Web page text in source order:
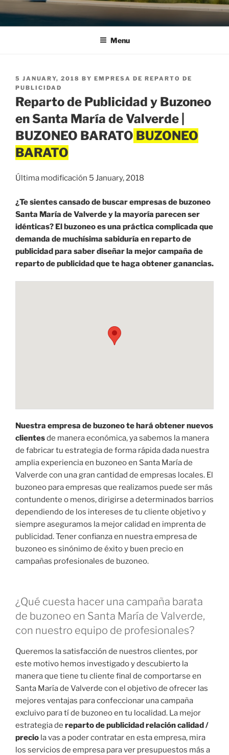
Menu
POSTED
ON
5 JANUARY, 2018 BY EMPRESA DE REPARTO DE
PUBLICIDAD
Reparto de Publicidad y Buzoneo
en Santa María de Valverde |
BUZONEO BARATO
Última modificación 5 January, 2018
¿Te sientes cansado de buscar empresas de buzoneo
Santa María de Valverde y la mayoría parecen ser
idénticas? El buzoneo es una práctica complicada que
demanda de muchísima sabiduría en reparto de
publicidad para saber diseñar la mejor campaña de
reparto de publicidad que te haga obtener ganancias.
Nuestra empresa de buzoneo te hará obtener nuevos
clientesde manera económica, ya sabemos la manera
de fabricar tu estrategia de forma rápida dada nuestra
amplia experiencia en buzoneo en Santa María de
Valverde con una gran cantidad de empresas locales. El
buzoneo para empresas que realizamos puede ser más
contundente o menos, dirigirse a determinados barrios
dependiendo de los intereses de tu cliente objetivo y
siempre aseguramos la mejor calidad en imprenta de
publicidad. Tener confianza en nuestra empresa de
buzoneo es sinónimo de éxito y buen precio en
campañas profesionales de buzoneo.
¿Qué cuesta hacer una campaña barata
de buzoneo en Santa María de Valverde,
con nuestro equipo de profesionales?
Queremos la satisfacción de nuestros clientes, por
este motivo hemos investigado y descubierto la
manera que tiene tu cliente final de comportarse en
Santa María de Valverde con el objetivo de ofrecer las
mejores ventajas para confeccionar una campaña
excluivo para tí de buzoneo en tu localidad. La mejor
estrategia de reparto de publicidad relación calidad /
precio la vas a poder contratar en esta empresa, mira
los servicios de empresa para ver presupuestos más a